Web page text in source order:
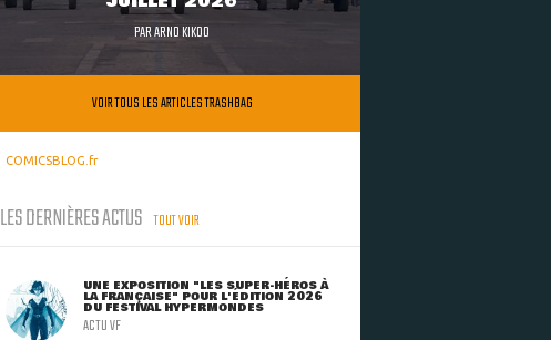
PARARNO KIKOO
VOIR TOUS LES ARTICLES TRASHBAG
COMICSBLOG.fr
LES DERNIÈRES ACTUS TOUT VOIR
UNE EXPOSITION "LES SUPER-HÉROS À
LA FRANÇAISE" POUR L'ÉDITION 2026
DU FESTIVAL HYPERMONDES
ACTU VF